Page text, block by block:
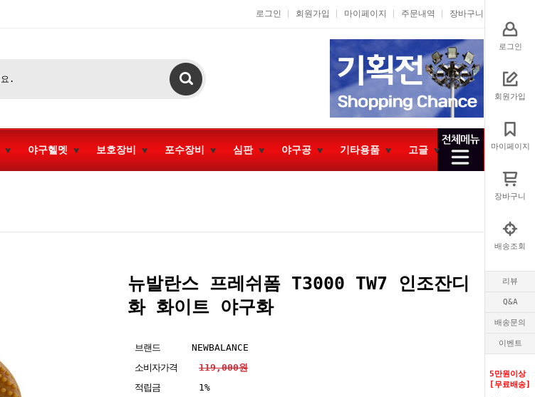
로그인
회원가입
마이페이지
장바구니
배송조회
리뷰
Q&A
배송문의
이벤트
5만원이상
[무료배송]
로그인 회원가입 마이페이지 주문내역 장바구니
야구헬멧 보호장비 포수장비 심판 야구공 기타용품 고글
뉴발란스 프레쉬폼 T3000 TW7 인조잔디
화 화이트 야구화
브랜드
NEWBALANCE
소비자가격
119,000원
적립금
1%